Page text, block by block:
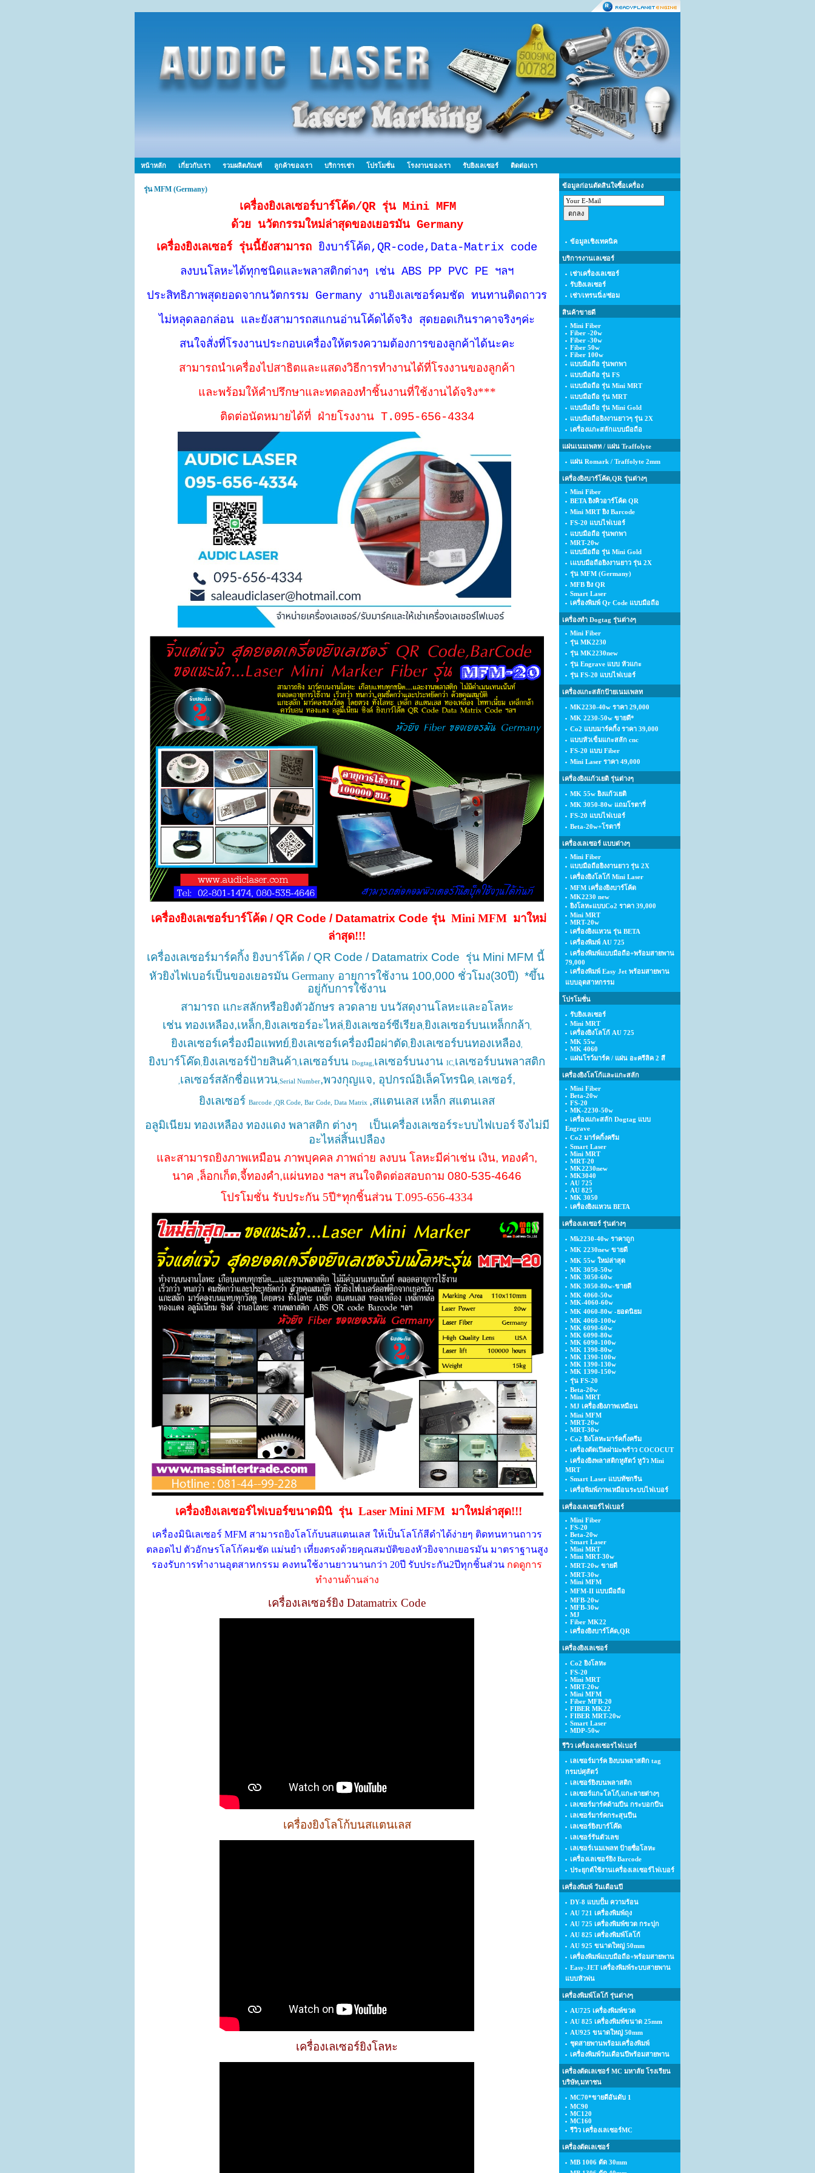
หน้าหลัก เกี่ยวกับเรา รวมผลิตภัณฑ์ ลูกค้าของเรา บริการเช่า โปรโมชั่น โรงงานของเรา รับยิงเลเซอร์ ติดต่อเรา
รุ่น MFM (Germany)
เครื่องยิงเลเซอร์บาร์โค้ด/QR รุ่น Mini MFM
ด้วย นวัตกรรมใหม่ล่าสุดของเยอรมัน Germany
เครื่องยิงเลเซอร์ รุ่นนี้ยังสามารถ ยิงบาร์โค้ด,QR-code,Data-Matrix code
ลงบนโลหะได้ทุกชนิดและพลาสติกต่างๆ เช่น ABS PP PVC PE ฯลฯ
ประสิทธิภาพสุดยอดจากนวัตกรรม Germany งานยิงเลเซอร์คมชัด ทนทานติดถาวร
ไม่หลุดลอกล่อน และยังสามารถสแกนอ่านโค้ดได้จริง สุดยอดเกินราคาจริงๆค่ะ
สนใจสั่งที่โรงงานประกอบเครื่องให้ตรงความต้องการของลูกค้าได้นะคะ
สามารถนำเครื่องไปสาธิตและแสดงวิธีการทำงานได้ที่โรงงานของลูกค้า
และพร้อมให้คำปรึกษาและทดลองทำชิ้นงานที่ใช้งานได้จริง***
ติดต่อนัดหมายได้ที่ ฝ่ายโรงงาน T.095-656-4334
เครื่องยิงเลเซอร์บาร์โค้ด / QR Code / Datamatrix Code รุ่น Mini MFM มาใหม่
ล่าสุด!!!
เครื่องเลเซอร์มาร์คกิ้ง ยิงบาร์โค้ด / QR Code / Datamatrix Code รุ่นMini MFM นี้
หัวยิงไฟเบอร์เป็นของเยอรมัน Germany อายุการใช้งาน 100,000 ชั่วโมง(30ปี) *ขึ้น
อยู่กับการใช้งาน
สามารถ แกะสลักหรือยิงตัวอักษร ลวดลาย บนวัสดุงานโลหะและอโลหะ
เช่น ทองเหลือง,เหล็ก,ยิงเลเซอร์อะไหล่ ยิงเลเซอร์ซีเรียล ยิงเลเซอร์บนเหล็กกล้า
ยิงเลเซอร์เครื่องมือแพทย์ ยิงเลเซอร์เครื่องมือผ่าตัด ยิงเลเซอร์บนทองเหลือง
ยิงบาร์โค๊ด ยิงเลเซอร์ป้ายสินค้า เลเซอร์บน Dogtag, เลเซอร์บนงาน IC, เลเซอร์บนพลาสติก
เลเซอร์สลักชื่อแหวน ,Serial Number,พวงกุญแจ, อุปกรณ์อิเล็คโทรนิค เลเซอร์,
ยิงเลเซอร์ Barcode ,QR Code, Bar Code, Data Matrix ,สแตนเลส เหล็ก สแตนเลส
อลูมิเนียม ทองเหลือง ทองแดง พลาสติก ต่างๆ เป็นเครื่องเลเซอร์ระบบไฟเบอร์ จึงไม่มี
อะไหล่สิ้นเปลือง
และสามารถยิงภาพเหมือน ภาพบุคคล ภาพถ่าย ลงบน โลหะมีค่าเช่น เงิน, ทองคำ,
นาค ,ล็อกเก็ต,จี้ทองคำ,แผ่นทอง ฯลฯ สนใจติดต่อสอบถาม 080-535-4646
โปรโมชั่น รับประกัน 5ปี*ทุกชิ้นส่วน T.095-656-4334
เครื่องยิงเลเซอร์ไฟเบอร์ขนาดมินิ รุ่น Laser Mini MFM มาใหม่ล่าสุด!!!
เครื่องมินิเลเซอร์ MFM สามารถยิงโลโก้บนสแตนเลส ให้เป็นโลโก้สีดำได้ง่ายๆ ติดทนทานถาวร
ตลอดไป ตัวอักษรโลโก้คมชัด แม่นยำ เที่ยงตรงด้วยคุณสมบัติของหัวยิงจากเยอรมัน มาตราฐานสูง
รองรับการทำงานอุตสาหกรรม คงทนใช้งานยาวนานกว่า 20ปี รับประกัน2ปีทุกชิ้นส่วน กดดูการ
ทำงานด้านล่าง
เครื่องเลเซอร์ยิง Datamatrix Code
เครื่องยิงโลโก้บนสแตนเลส
เครื่องเลเซอร์ยิงโลหะ
ข้อมูลก่อนตัดสินใจซื้อเครื่อง
ข้อมูลเชิงเทคนิค
บริการงานเลเซอร์
เช่าเครื่องเลเซอร์
รับยิงเลเซอร์
เช่า/เทรนนิ่ง/ซ่อม
สินค้าขายดี
Mini Fiber
Fiber -20w
Fiber -30w
Fiber 50w
Fiber 100w
แบบมือถือ รุ่นพกพา
แบบมือถือ รุ่น FS
แบบมือถือ รุ่น Mini MRT
แบบมือถือ รุ่น MRT
แบบมือถือ รุ่น Mini Gold
แบบมือถือยิงงานยาวๆ รุ่น 2X
เครื่องแกะสลักแบบมือถือ
แผ่นเนมเพลท / แผ่น Traffolyte
แผ่น Romark / Traffolyte 2mm
เครื่องยิงบาร์โค้ด,QR รุ่นต่างๆ
Mini Fiber
BETA ยิงคิวอาร์โค้ด QR
Mini MRT ยิง Barcode
FS-20 แบบไฟเบอร์
แบบมือถือ รุ่นพกพา
MRT-20w
แบบมือถือ รุ่น Mini Gold
เแบบมือถือยิงงานยาว รุ่น 2X
รุ่น MFM (Germany)
MFB ยิง QR
Smart Laser
เครื่องพิมพ์ Qr Code แบบมือถือ
เครื่องทำ Dogtag รุ่นต่างๆ
Mini Fiber
รุ่น MK2230
รุ่น MK2230new
รุ่น Engrave แบบ หัวแกะ
รุ่น FS-20 แบบไฟเบอร์
เครื่องแกะสลักป้ายเนมเพลท
MK2230-40w ราคา 29,000
MK 2230-50w ขายดี*
Co2 แบบมาร์คกิ้ง ราคา 39,000
แบบหัวเข็มแกะสลัก cnc
FS-20 แบบ Fiber
Mini Laser ราคา 49,000
เครื่องยิงแก้วเยติ รุ่นต่างๆ
MK 55w ยิงแก้วเยติ
MK 3050-80w แถมโรตารี่
FS-20 แบบไฟเบอร์
Beta-20w+โรตารี่
เครื่องเลเซอร์ แบบต่างๆ
Mini Fiber
แบบมือถือยิงงานยาว รุ่น 2X
เครื่องยิงโลโก้ Mini Laser
MFM เครื่องยิงบาร์โค้ด
MK2230 new
ยิงโลหะแบบCo2 ราคา 39,000
Mini MRT
MRT-20w
เครื่องยิงแหวน รุ่น BETA
เครื่องพิมพ์ AU 725
เครื่องพิมพ์แบบมือถือ+พร้อมสายพาน
79,000
เครื่องพิมพ์ Easy Jet พร้อมสายพาน
แบบอุตสาหกรรม
โปรโมชั่น
รับยิงเลเซอร์
Mini MRT
เครื่องยิงโลโก้ AU 725
MK 55w
MK 4060
แผ่นโรว์มาร์ค / แผ่น อะครีลิค 2 สี
เครื่องยิงโลโก้และแกะสลัก
Mini Fiber
Beta-20w
FS-20
MK-2230-50w
เครื่องแกะสลัก Dogtag แบบ
Engrave
Co2 มาร์คกิ้งครีม
Smart Laser
Mini MRT
MRT-20
MK2230new
MK3040
AU 725
AU 825
MK 3050
เครื่องยิงแหวน BETA
เครื่องเลเซอร์ รุ่นต่างๆ
Mk2230-40w ราคาถูก
MK 2230new ขายดี
MK 55w ใหม่ล่าสุด
MK 3050-50w
MK 3050-60w
MK 3050-80w-ขายดี
MK 4060-50w
MK-4060-60w
MK 4060-80w -ยอดนิยม
MK 4060-100w
MK 6090-60w
MK 6090-80w
MK 6090-100w
MK 1390-80w
MK 1390-100w
MK 1390-130w
MK 1390-150w
รุ่น FS-20
Beta-20w
Mini MRT
MJ เครื่องยิงภาพเหมือน
Mini MFM
MRT-20w
MRT-30w
Co2 ยิงโลหะมาร์คกิ้งครีม
เครื่องตัดเปิดฝามะพร้าว COCOCUT
เครื่องยิงพลาสติกหูสัตว์ หูวัว Mini
MRT
Smart Laser แบบทัชกรีน
เครื่อพิมพ์ภาพเหมือนระบบไฟเบอร์
เครื่องเลเซอร์ไฟเบอร์
Mini Fiber
FS-20
Beta-20w
Smart Laser
Mini MRT
Mini MRT-30w
MRT-20w ขายดี
MRT-30w
Mini MFM
MFM-II แบบมือถือ
MFB-20w
MFB-30w
MJ
Fiber MK22
เครื่องยิงบาร์โค้ด,QR
เครื่องยิงเลเซอร์
Co2 ยิงโลหะ
FS-20
Mini MRT
MRT-20w
Mini MFM
Fiber MFB-20
FIBER MK22
FIBER MRT-20w
Smart Laser
MDP-50w
รีวิว เครื่องเลเซอรไฟเบอร์
เลเซอร์มาร์ค ยิงบนพลาสติก tag
กรมปศุสัตว์
เลเซอร์ยิงบนพลาสติก
เลเซอร์แกะโลโก้,แกะลายต่างๆ
เลเซอร์มาร์คด้ามปืน กระบอกปืน
เลเซอร์มาร์คกระสุนปืน
เลเซอร์ยิงบาร์โค๊ด
เลเซอร์รันตัวเลข
เลเซอร์เนมเพลท ป้ายชื่อโลหะ
เครื่องเลเซอร์ยิง Barcode
ประยุกต์ใช้งานเครื่องเลเซอร์ไฟเบอร์
เครื่องพิมพ์ วันเดือนปี
DY-8 แบบปั้ม ความร้อน
AU 721 เครื่องพิมพ์ถุง
AU 725 เครื่องพิมพ์ขวด กระปุก
AU 825 เครื่องพิมพ์โลโก้
AU 925 ขนาดใหญ่ 50mm
เครื่องพิมพ์แบบมือถือ+พร้อมสายพาน
Easy-JET เครื่องพิมพ์ระบบสายพาน
แบบหัวพ่น
เครื่องพิมพ์โลโก้ รุ่นต่างๆ
AU725 เครื่องพิมพ์ขวด
AU 825 เครื่องพิมพ์ขนาด 25mm
AU925 ขนาดใหญ่ 50mm
ชุดสายพานพร้อมเครื่องพิมพ์
เครื่องพิมพ์วันเดือนปีพร้อมสายพาน
เครื่องตัดเลเซอร์ MC มหาลัย โรงเรียน
บริษัท,มหาชน
MC70*ขายดีอันดับ 1
MC90
MC120
MC160
รีวิว เครื่องเลเซอร์MC
เครื่องตัดเลเซอร์
MB 1006 ตัด 30mm